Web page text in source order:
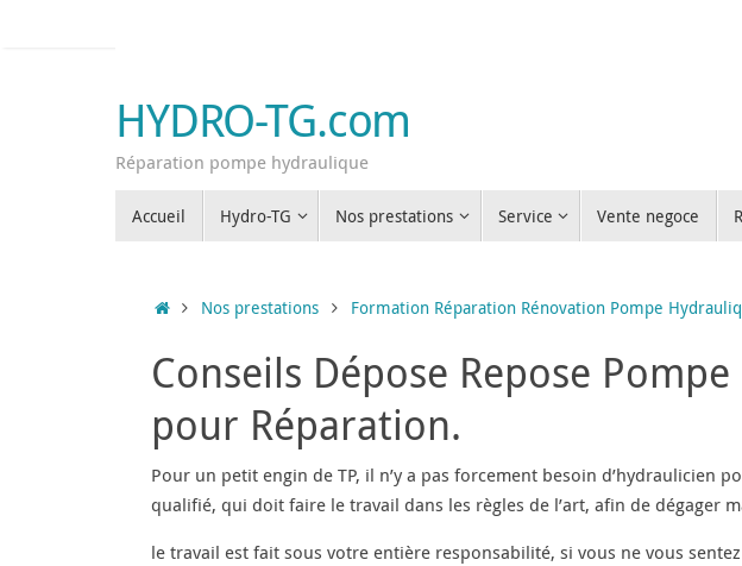
HYDRO-TG.com
Réparation pompe hydraulique
Accueil Hydro-TG Nos prestations Service Vente negoce
AccueilNos prestations Formation Réparation Rénovation Pompe
Conseils Dépose Repose
pour Réparation.
Pour un petit engin de TP, il n’y a pas forcement besoin d’hydraulicien
qualifié, qui doit faire le travail dans les règles de l’art, afin de dégager
le travail est fait sous votre entière responsabilité, si vous ne vous